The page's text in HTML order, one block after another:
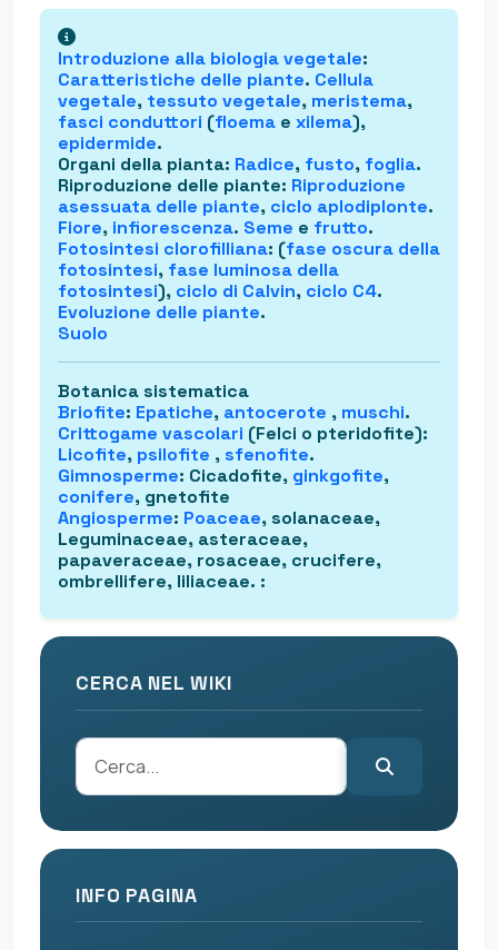
Introduzione alla biologia vegetale:
Caratteristiche delle piante. Cellula
vegetale, tessuto vegetale, meristema,
fasci conduttori (floema e xilema),
epidermide.
Organi della pianta: Radice, fusto, foglia.
Riproduzione delle piante: Riproduzione
asessuata delle piante, ciclo aplodiplonte.
Fiore, infiorescenza. Seme e frutto.
Fotosintesi clorofilliana: (fase oscura della
fotosintesi, fase luminosa della
fotosintesi), ciclo di Calvin, ciclo C4.
Evoluzione delle piante.
Suolo
Botanica sistematica
Briofite: Epatiche, antocerote , muschi.
Crittogame vascolari (Felci o pteridofite):
Licofite, psilofite , sfenofite.
Gimnosperme: Cicadofite, ginkgofite,
conifere, gnetofite
Angiosperme: Poaceae, solanaceae,
Leguminaceae, asteraceae,
papaveraceae, rosaceae, crucifere,
ombrellifere, liliaceae. :
CERCA NEL WIKI
INFO PAGINA